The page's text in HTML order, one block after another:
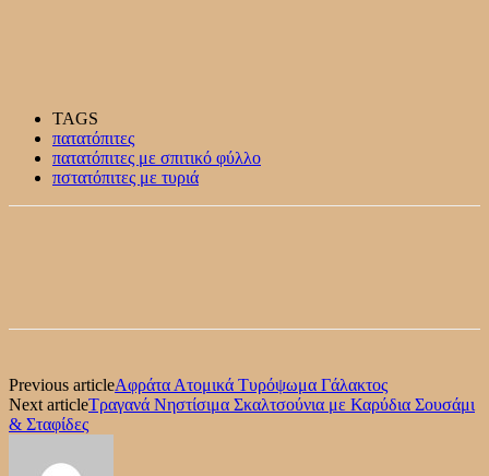
TAGS
πατατόπιτες
πατατόπιτες με σπιτικό φύλλο
πστατόπιτες με τυριά
Previous articleΑφράτα Ατομικά Τυρόψωμα Γάλακτος
Next articleΤραγανά Νηστίσιμα Σκαλτσούνια με Καρύδια Σουσάμι
& Σταφίδες